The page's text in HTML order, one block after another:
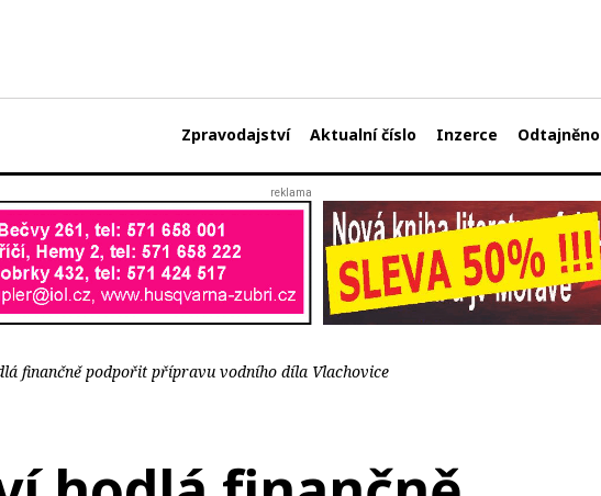
Zpravodajství Aktualní číslo Inzerce Odtajněno
finančně podpořit přípravu vodního díla Vlachovice